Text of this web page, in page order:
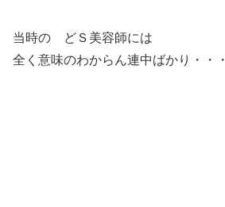
当時の どＳ美容師には
全く意味のわからん連中ばかり・・・